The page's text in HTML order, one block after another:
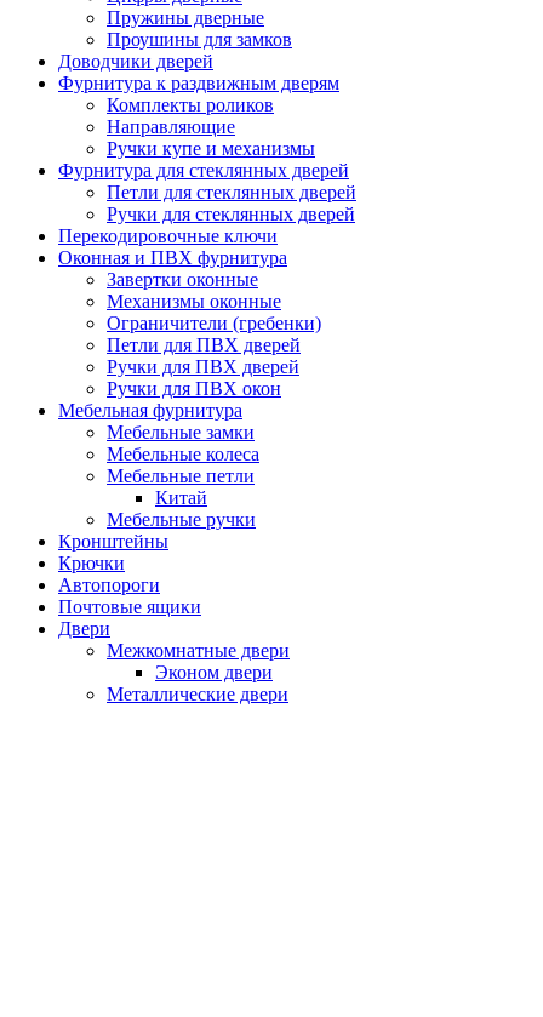
Пружины дверные
Проушины для замков
Доводчики дверей
Фурнитура к раздвижным дверям
Комплекты роликов
Направляющие
Ручки купе и механизмы
Фурнитура для стеклянных дверей
Петли для стеклянных дверей
Ручки для стеклянных дверей
Перекодировочные ключи
Оконная и ПВХ фурнитура
Завертки оконные
Механизмы оконные
Ограничители (гребенки)
Петли для ПВХ дверей
Ручки для ПВХ дверей
Ручки для ПВХ окон
Мебельная фурнитура
Мебельные замки
Мебельные колеса
Мебельные петли
Китай
Мебельные ручки
Кронштейны
Крючки
Автопороги
Почтовые ящики
Двери
Межкомнатные двери
Эконом двери
Металлические двери